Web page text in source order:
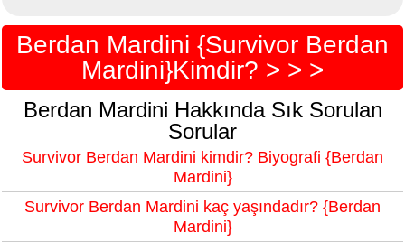
Berdan Mardini {Survivor Berdan
Mardini}Kimdir? > > >
Berdan Mardini Hakkında Sık Sorulan
Sorular
Survivor Berdan Mardini kimdir? Biyografi {Berdan
Mardini}
Survivor Berdan Mardini kaç yaşındadır? {Berdan
Mardini}